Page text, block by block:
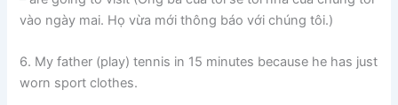
vào ngày mai. Họ vừa mới thông báo với chúng tôi.)
6. My father (play) tennis in 15 minutes because he has just
worn sport clothes.